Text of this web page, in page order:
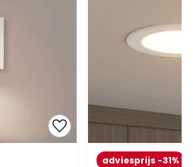
adviesprijs -31%